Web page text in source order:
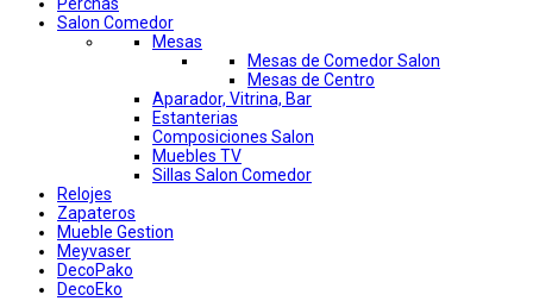
Perchas
Salon Comedor
Mesas
Mesas de Comedor Salon
Mesas de Centro
Aparador, Vitrina, Bar
Estanterias
Composiciones Salon
Muebles TV
Sillas Salon Comedor
Relojes
Zapateros
Mueble Gestion
Meyvaser
DecoPako
DecoEko